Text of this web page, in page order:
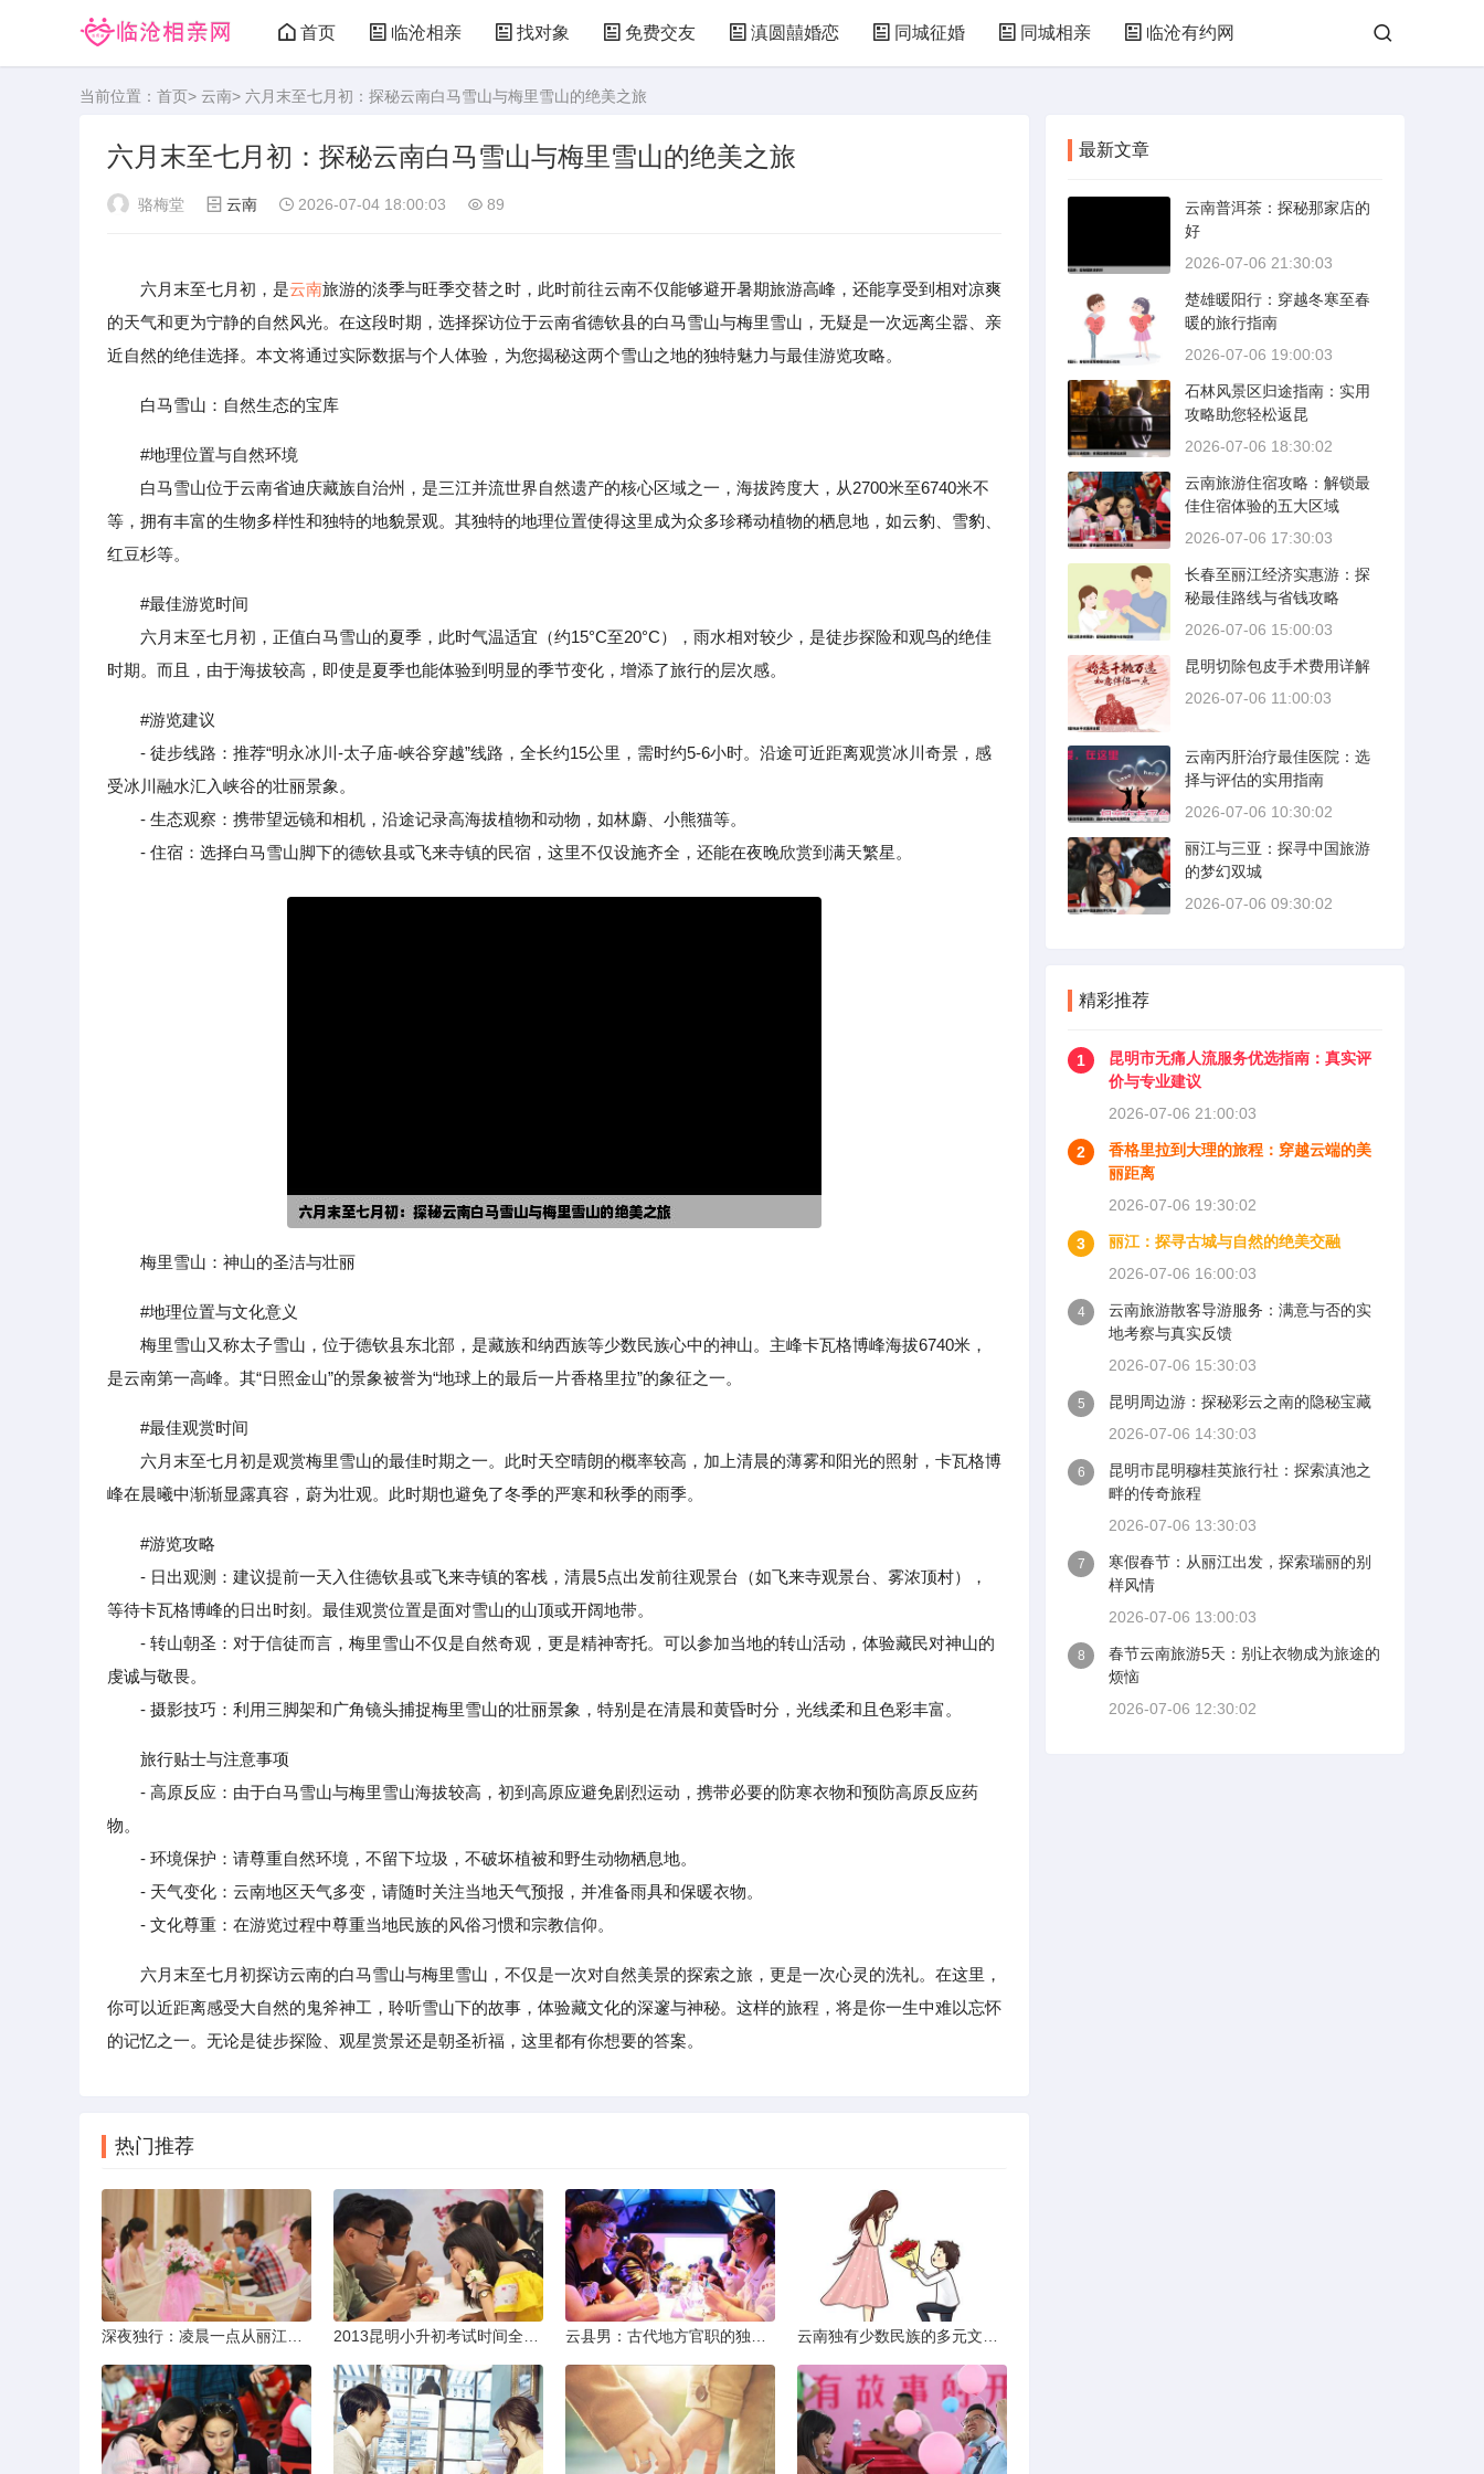
首页 临沧相亲 找对象 免费交友 滇圆囍婚恋 同城征婚 同城相亲 临沧有约网
当前位置： 首页> 云南> 六月末至七月初：探秘云南白马雪山与梅里雪山的绝美之旅
六月末至七月初：探秘云南白马雪山与梅里雪山的绝美之旅
骆梅堂 云南 2026-07-04 18:00:03 89
六月末至七月初，是云南旅游的淡季与旺季交替之时，此时前往云南不仅能够避开暑期旅游高峰，还能享受到相对凉爽
的天气和更为宁静的自然风光。在这段时期，选择探访位于云南省德钦县的白马雪山与梅里雪山，无疑是一次远离尘嚣、亲
近自然的绝佳选择。本文将通过实际数据与个人体验，为您揭秘这两个雪山之地的独特魅力与最佳游览攻略。
白马雪山：自然生态的宝库
#地理位置与自然环境
白马雪山位于云南省迪庆藏族自治州，是三江并流世界自然遗产的核心区域之一，海拔跨度大，从2700米至6740米不
等，拥有丰富的生物多样性和独特的地貌景观。其独特的地理位置使得这里成为众多珍稀动植物的栖息地，如云豹、雪豹、
红豆杉等。
#最佳游览时间
六月末至七月初，正值白马雪山的夏季，此时气温适宜（约15°C至20°C），雨水相对较少，是徒步探险和观鸟的绝佳
时期。而且，由于海拔较高，即使是夏季也能体验到明显的季节变化，增添了旅行的层次感。
#游览建议
- 徒步线路：推荐“明永冰川-太子庙-峡谷穿越”线路，全长约15公里，需时约5-6小时。沿途可近距离观赏冰川奇景，感
受冰川融水汇入峡谷的壮丽景象。
- 生态观察：携带望远镜和相机，沿途记录高海拔植物和动物，如林麝、小熊猫等。
- 住宿：选择白马雪山脚下的德钦县或飞来寺镇的民宿，这里不仅设施齐全，还能在夜晚欣赏到满天繁星。
梅里雪山：神山的圣洁与壮丽
#地理位置与文化意义
梅里雪山又称太子雪山，位于德钦县东北部，是藏族和纳西族等少数民族心中的神山。主峰卡瓦格博峰海拔6740米，
是云南第一高峰。其“日照金山”的景象被誉为“地球上的最后一片香格里拉”的象征之一。
#最佳观赏时间
六月末至七月初是观赏梅里雪山的最佳时期之一。此时天空晴朗的概率较高，加上清晨的薄雾和阳光的照射，卡瓦格博
峰在晨曦中渐渐显露真容，蔚为壮观。此时期也避免了冬季的严寒和秋季的雨季。
#游览攻略
- 日出观测：建议提前一天入住德钦县或飞来寺镇的客栈，清晨5点出发前往观景台（如飞来寺观景台、雾浓顶村），
等待卡瓦格博峰的日出时刻。最佳观赏位置是面对雪山的山顶或开阔地带。
- 转山朝圣：对于信徒而言，梅里雪山不仅是自然奇观，更是精神寄托。可以参加当地的转山活动，体验藏民对神山的
虔诚与敬畏。
- 摄影技巧：利用三脚架和广角镜头捕捉梅里雪山的壮丽景象，特别是在清晨和黄昏时分，光线柔和且色彩丰富。
旅行贴士与注意事项
- 高原反应：由于白马雪山与梅里雪山海拔较高，初到高原应避免剧烈运动，携带必要的防寒衣物和预防高原反应药
物。
- 环境保护：请尊重自然环境，不留下垃圾，不破坏植被和野生动物栖息地。
- 天气变化：云南地区天气多变，请随时关注当地天气预报，并准备雨具和保暖衣物。
- 文化尊重：在游览过程中尊重当地民族的风俗习惯和宗教信仰。
六月末至七月初探访云南的白马雪山与梅里雪山，不仅是一次对自然美景的探索之旅，更是一次心灵的洗礼。在这里，
你可以近距离感受大自然的鬼斧神工，聆听雪山下的故事，体验藏文化的深邃与神秘。这样的旅程，将是你一生中难以忘怀
的记忆之一。无论是徒步探险、观星赏景还是朝圣祈福，这里都有你想要的答案。
热门推荐
最新文章
云南普洱茶：探秘那家店的
好
2026-07-06 21:30:03
楚雄暖阳行：穿越冬寒至春
暖的旅行指南
2026-07-06 19:00:03
石林风景区归途指南：实用
攻略助您轻松返昆
2026-07-06 18:30:02
云南旅游住宿攻略：解锁最
佳住宿体验的五大区域
2026-07-06 17:30:03
长春至丽江经济实惠游：探
秘最佳路线与省钱攻略
2026-07-06 15:00:03
昆明切除包皮手术费用详解
2026-07-06 11:00:03
云南丙肝治疗最佳医院：选
择与评估的实用指南
2026-07-06 10:30:02
丽江与三亚：探寻中国旅游
的梦幻双城
2026-07-06 09:30:02
精彩推荐
1
昆明市无痛人流服务优选指南：真实评
价与专业建议
2026-07-06 21:00:03
2
香格里拉到大理的旅程：穿越云端的美
丽距离
2026-07-06 19:30:02
3
丽江：探寻古城与自然的绝美交融
2026-07-06 16:00:03
4
云南旅游散客导游服务：满意与否的实
地考察与真实反馈
2026-07-06 15:30:03
5
昆明周边游：探秘彩云之南的隐秘宝藏
2026-07-06 14:30:03
6
昆明市昆明穆桂英旅行社：探索滇池之
畔的传奇旅程
2026-07-06 13:30:03
7
寒假春节：从丽江出发，探索瑞丽的别
样风情
2026-07-06 13:00:03
8
春节云南旅游5天：别让衣物成为旅途的
烦恼
2026-07-06 12:30:02